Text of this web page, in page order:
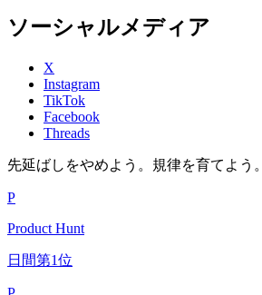
ソーシャルメディア
X
Instagram
TikTok
Facebook
Threads
先延ばしをやめよう。規律を育てよう。
P
Product Hunt
日間第1位